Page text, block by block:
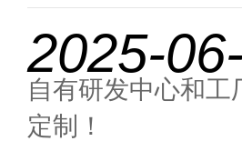
2025-
自有研发中心和
定制！